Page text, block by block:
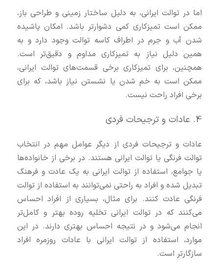
اما در توالت ایرانی، به دلیل ساختار زمینی و طراحی باز،
ممکن است تمیزکاری کمی دشوارتر باشد. امکان پاشیده
شدن آب و جرم در اطراف کاسه توالت وجود دارد و به
همین دلیل نیاز به تمیزکاری مداوم و دقیق‌تر است.
همچنین، برای تمیزکاری برخی قسمت‌های توالت ایرانی،
ممکن است به خم شدن یا نشستن نیاز باشد، که برای
برخی افراد راحت نیست.
4. عادات و ترجیحات فردی
عادات و ترجیحات فردی از دیگر عوامل مهم در انتخاب
توالت فرنگی یا توالت ایرانی هستند. در برخی از خانواده‌ها
یا جوامع، استفاده از توالت ایرانی به یک عادت و فرهنگ
تبدیل شده و افراد به راحتی نمی‌توانند به استفاده از توالت
فرنگی عادت کنند. برای مثال، بسیاری از افراد احساس
می‌کنند که در توالت ایرانی تخلیه روده بهتر و کامل‌تر
انجام می‌شود و در نتیجه احساس بهتری دارند. در این
موارد، استفاده از توالت ایرانی با عادات روزمره افراد
سازگارتر است.